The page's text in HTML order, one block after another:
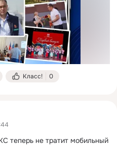
Класс! 0
теперь не тратит мобильный